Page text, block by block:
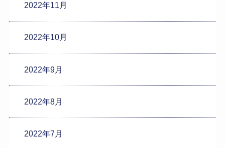
2022年11月
2022年10月
2022年9月
2022年8月
2022年7月